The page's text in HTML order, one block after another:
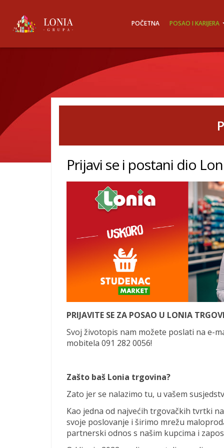
POČETNA POSAO I KARIJERA
Prijavi se i postani dio
PRIJAVITE SE ZA POSAO U LONIA
Svoj životopis nam možete poslati na e-
mobitela 091 282 0056!
Zašto baš Lonia trgovina?
Zato jer se nalazimo tu, u vašem
Kao jedna od najvećih trgovačkih tvrtki
svoje poslovanje i širimo mrežu
partnerski odnos s našim kupcima i